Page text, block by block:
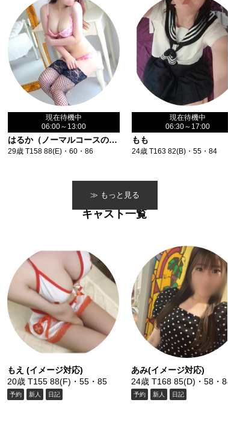
キャスト一覧
もえ (イメージ対応)
20歳 T155 88(F)・55・85
予約 新人 日記
あみ(イメージ対応)
24歳 T168 85(D)・58・84
予約 新人 日記
現在待機中
06:00～13:00
はるか（ノーマルコースのみ）
29歳 T158 88(E)・60・86
現在待機中
06:30～17:00
もも
24歳 T163 82(B)・55・84
≫ もっと見る